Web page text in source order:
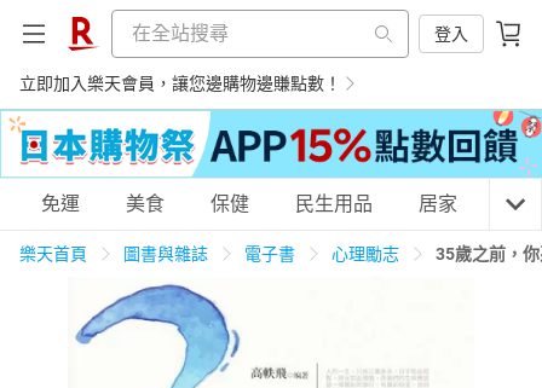
登入
立即加入樂天會員，讓您邊購物邊賺點數！
購物網分類
天天免運 美食蛋糕
免運 美食 保健 民生用品 居家 3C
樂天首頁 圖書與雜誌 電子書 心理勵志 35歲之前，